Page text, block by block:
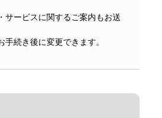
サービスに関するご案内もお送
続き後に変更できます。